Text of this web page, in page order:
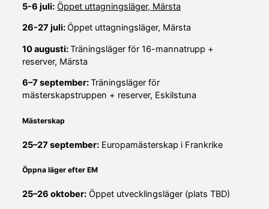
5-6 juli: Öppet uttagningsläger, Märsta
26-27 juli: Öppet uttagningsläger, Märsta
10 augusti:Träningsläger för 16-mannatrupp +
reserver, Märsta
6–7 september:Träningsläger för
mästerskapstruppen + reserver, Eskilstuna
Mästerskap
25–27 september: Europamästerskap i Frankrike
Öppna läger efter EM
25–26 oktober: Öppet utvecklingsläger (plats TBD)